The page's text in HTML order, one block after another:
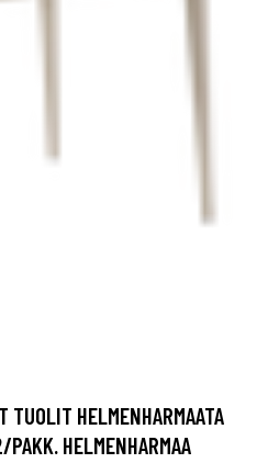
TUOLIT HELMENHARMAATA
HELMENHARMAA